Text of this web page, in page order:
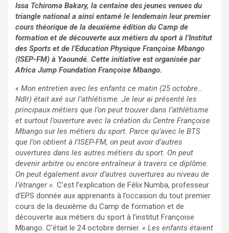
Issa Tchiroma Bakary, la centaine des jeunes venues du
triangle national a ainsi entamé le lendemain leur premier
cours théorique de la deuxième édition du Camp de
formation et de découverte aux métiers du sport à l’Institut
des Sports et de l’Education Physique Françoise Mbango
(ISEP-FM) à Yaoundé. Cette initiative est organisée par
Africa Jump Foundation Françoise Mbango.
« Mon entretien avec les enfants ce matin (25 octobre…
Ndlr) était axé sur l’athlétisme. Je leur ai présenté les
principaux métiers que l’on peut trouver dans l’athlétisme
et surtout l’ouverture avec la création du Centre Françoise
Mbango sur les métiers du sport. Parce qu’avec le BTS
que l’on obtient à l’ISEP-FM, on peut avoir d’autres
ouvertures dans les autres métiers du sport. On peut
devenir arbitre ou encore entraîneur à travers ce diplôme.
On peut également avoir d’autres ouvertures au niveau de
l’étranger ». C’est l’explication de Félix Numba, professeur
d’EPS donnée aux apprenants à l’occasion du tout premier
cours de la deuxième du Camp de formation et de
découverte aux métiers du sport à l’institut Françoise
Mbango. C’était le 24 octobre dernier. « Les enfants étaient